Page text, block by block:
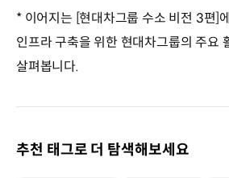
* 이어지는 [현대차그룹 수소 비전 3편]
인프라 구축을 위한 현대차그룹의 주요
살펴봅니다.
추천 태그로 더 탐색해보세요